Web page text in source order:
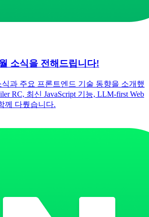
소식을 전해드립니다!
식과 주요 프론트엔드 기술 동향을 소개했
RC, 최신 JavaScript 기능, LLM-first Web
께 다뤘습니다.